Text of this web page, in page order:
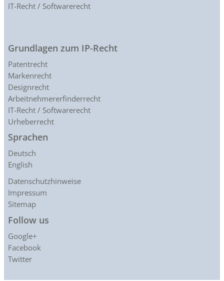
IT-Recht / Softwarerecht
Grundlagen zum IP-Recht
Patentrecht
Markenrecht
Designrecht
Arbeitnehmererfinderrecht
IT-Recht / Softwarerecht
Urheberrecht
Sprachen
Deutsch
English
Datenschutzhinweise
Impressum
Sitemap
Follow us
Google+
Facebook
Twitter